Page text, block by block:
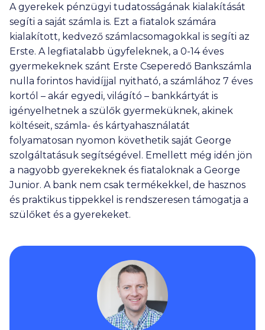
A gyerekek pénzügyi tudatosságának kialakítását
segíti a saját számla is. Ezt a fiatalok számára
kialakított, kedvező számlacsomagokkal is segíti az
Erste. A legfiatalabb ügyfeleknek, a 0-14 éves
gyermekeknek szánt Erste Cseperedő Bankszámla
nulla forintos havidíjjal nyitható, a számlához 7 éves
kortól – akár egyedi, világító – bankkártyát is
igényelhetnek a szülők gyermeküknek, akinek
költéseit, számla- és kártyahasználatát
folyamatosan nyomon követhetik saját George
szolgáltatásuk segítségével. Emellett még idén jön
a nagyobb gyerekeknek és fiataloknak a George
Junior. A bank nem csak termékekkel, de hasznos
és praktikus tippekkel is rendszeresen támogatja a
szülőket és a gyerekeket.